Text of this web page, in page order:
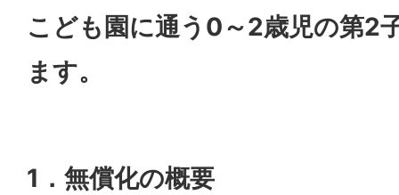
こども園に通う0～2歳児の第2
ます。
1．無償化の概要